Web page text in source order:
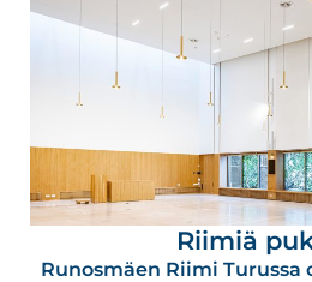
Riimiä
Runosmäen Riimi Turussa